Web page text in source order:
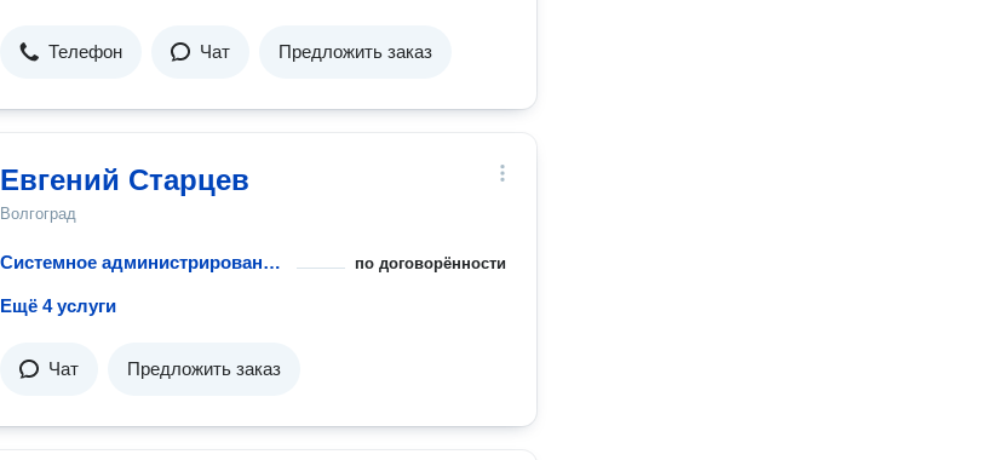
Телефон Чат Предложить заказ
Евгений Старцев
Волгоград
Системное администрирование 24/7 по договорённости
Ещё 4 услуги
Чат Предложить заказ